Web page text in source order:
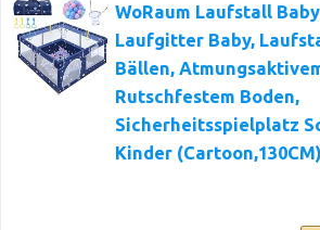
WoRaum Laufstall Baby
Laufgitter Baby,
Bällen,
Rutschfestem Boden,
Sicherheitsspielplatz
Kinder (Cartoon,130CM)